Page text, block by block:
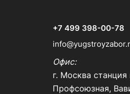
+7 499 398-00-78
Офис:
г. Москва
Профсоюзная,